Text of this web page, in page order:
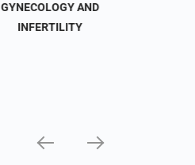
GYNECOLOGY AND
INFERTILITY